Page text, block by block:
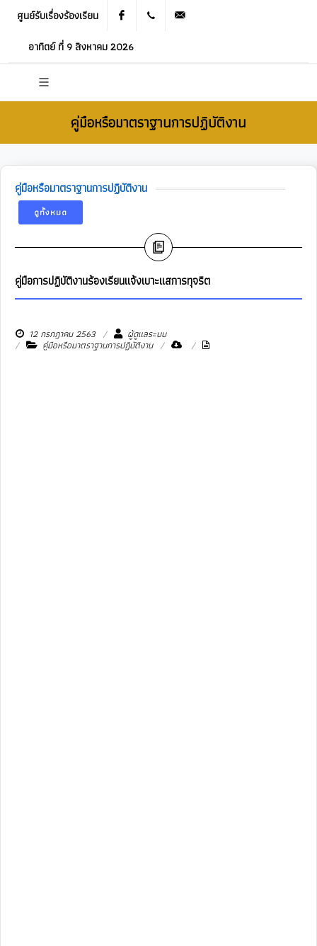
ศูนย์รับเรื่องร้องเรียน Facebook 021905536
อาทิตย์ ที่ 9 สิงหาคม 2026
คู่มือหรือมาตราฐานการปฏิบัติงาน
คู่มือหรือมาตราฐานการปฏิบัติงาน
ดูทั้งหมด
คู่มือการปฏิบัติงานร้องเรียนแจ้งเบาะแสการทุจริต
12 กรกฎาคม 2563 ผู้ดูแลระบบ
คู่มือหรือมาตราฐานการปฏิบัติงาน